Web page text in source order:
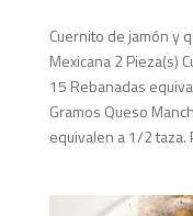
Cuernito de jamón y
Mexicana 2 Pieza(s)
15 Rebanadas
Gramos Queso
equivalen a 1/2 taza.